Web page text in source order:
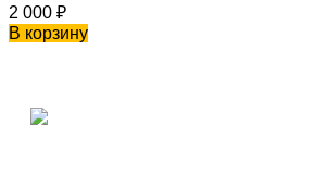
2 000 ₽
В корзину